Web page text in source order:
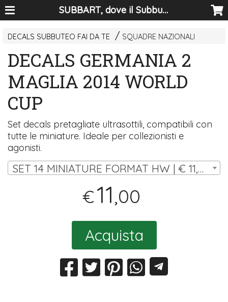
SUBBART, dove il Subbuteo diventa arte
DECALS SUBBUTEO FAI DA TE SQUADRE NAZIONALI
DECALS GERMANIA 2
MAGLIA 2014 WORLD
CUP
Set decals pretagliate ultrasottili, compatibili con
tutte le miniature. Ideale per collezionisti e
agonisti.
SET 14 MINIATURE FORMAT HW | € 11,00
€11,00
Acquista